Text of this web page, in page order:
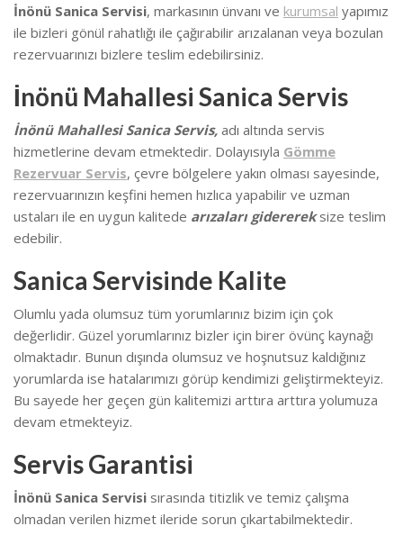
İnönü Sanica Servisi, markasının ünvanı ve kurumsal yapımız
ile bizleri gönül rahatlığı ile çağırabilir arızalanan veya bozulan
rezervuarınızı bizlere teslim edebilirsiniz.
İnönü Mahallesi Sanica Servis
İnönü Mahallesi Sanica Servis, adı altında servis
hizmetlerine devam etmektedir. Dolayısıyla Gömme
Rezervuar Servis, çevre bölgelere yakın olması sayesinde,
rezervuarınızın keşfini hemen hızlıca yapabilir ve uzman
ustaları ile en uygun kalitede arızaları giderereksize teslim
edebilir.
Sanica Servisinde Kalite
Olumlu yada olumsuz tüm yorumlarınız bizim için çok
değerlidir. Güzel yorumlarınız bizler için birer övünç kaynağı
olmaktadır. Bunun dışında olumsuz ve hoşnutsuz kaldığınız
yorumlarda ise hatalarımızı görüp kendimizi geliştirmekteyiz.
Bu sayede her geçen gün kalitemizi arttıra arttıra yolumuza
devam etmekteyiz.
Servis Garantisi
İnönü Sanica Servisi sırasında titizlik ve temiz çalışma
olmadan verilen hizmet ileride sorun çıkartabilmektedir.